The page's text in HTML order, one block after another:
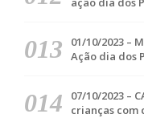
01/10/2023 –
Ação dia dos
07/10/2023 –
crianças com